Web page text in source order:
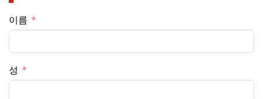
이름
성